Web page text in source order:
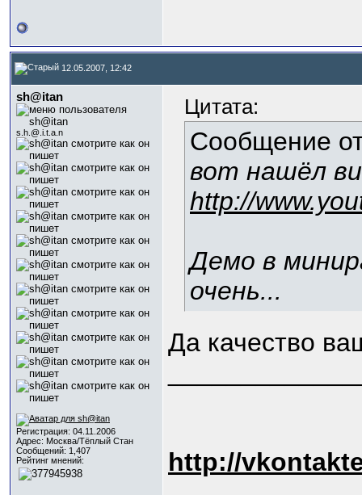
12.05.2007, 12:42
sh@itan
s.h.@.i.t.a.n
Регистрация: 04.11.2006
Адрес: Москва/Тёплый Стан
Сообщений: 1,407
Рейтинг мнений:
Цитата:
Сообщение
вот нашёл
http://
Демо в
очень...
Да качество
http://